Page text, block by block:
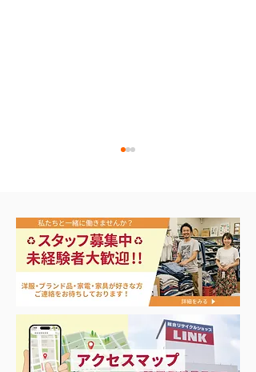
リール各種買取致しまし
た♡